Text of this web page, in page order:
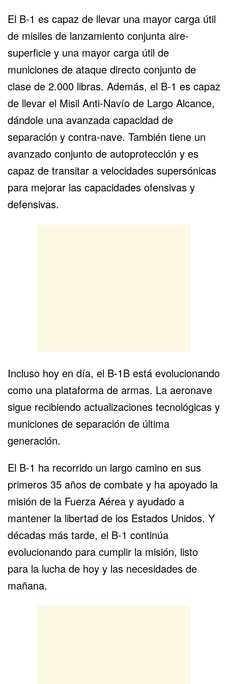
El B-1 es capaz de llevar una mayor carga útil
de misiles de lanzamiento conjunta aire-
superficie y una mayor carga útil de
municiones de ataque directo conjunto de
clase de 2.000 libras. Además, el B-1 es capaz
de llevar el Misil Anti-Navío de Largo Alcance,
dándole una avanzada capacidad de
separación y contra-nave. También tiene un
avanzado conjunto de autoprotección y es
capaz de transitar a velocidades supersónicas
para mejorar las capacidades ofensivas y
defensivas.
Incluso hoy en día, el B-1B está evolucionando
como una plataforma de armas. La aeronave
sigue recibiendo actualizaciones tecnológicas y
municiones de separación de última
generación.
El B-1 ha recorrido un largo camino en sus
primeros 35 años de combate y ha apoyado la
misión de la Fuerza Aérea y ayudado a
mantener la libertad de los Estados Unidos. Y
décadas más tarde, el B-1 continúa
evolucionando para cumplir la misión, listo
para la lucha de hoy y las necesidades de
mañana.